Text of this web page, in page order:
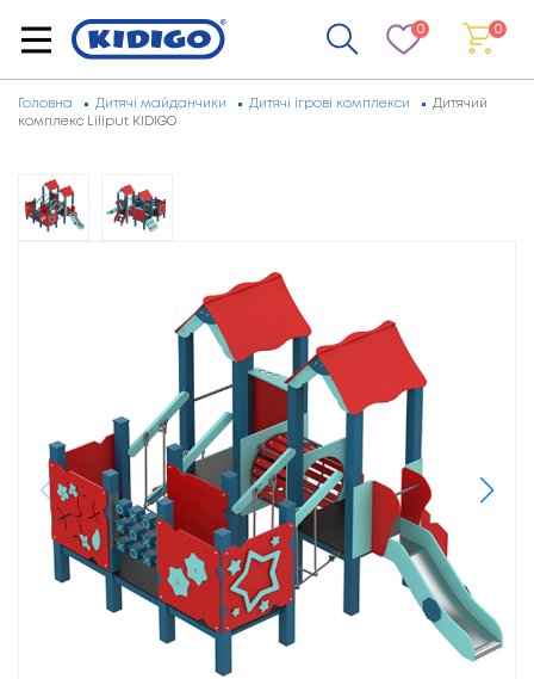
0 0
Головна Дитячі майданчики Дитячі ігрові комплекси
Дитячий
комплекс Liliput KIDIGO